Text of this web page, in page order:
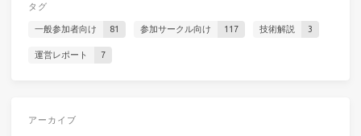
タグ
一般参加者向け 81 参加サークル向け 117 技術解説 3
運営レポート 7
アーカイブ